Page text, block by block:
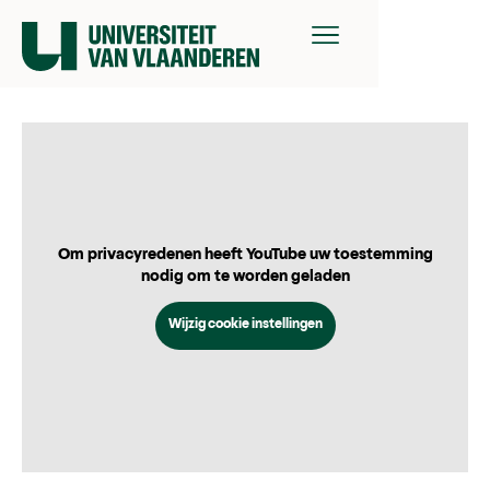
Om privacyredenen heeft YouTube uw toestemming
nodig om te worden geladen
Wijzig cookie instellingen